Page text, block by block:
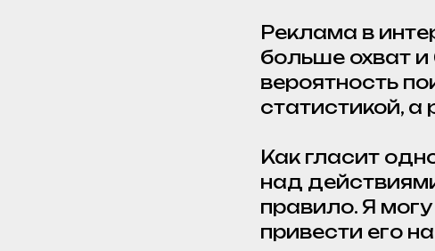
Реклама в
больше охват
вероятность
статистикой,
Как гласит
над
правило. Я
привести его